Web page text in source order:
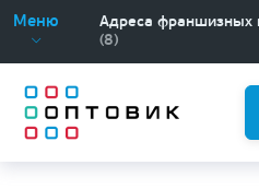
Меню
Адреса франшизных
(8)